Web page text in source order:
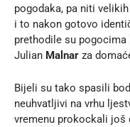
pogodaka, pa niti
i to nakon gotovo
prethodile su
Julian Malnar za
Bijeli su tako spasili
neuhvatljivi na vrhu
vremenu prokockali još